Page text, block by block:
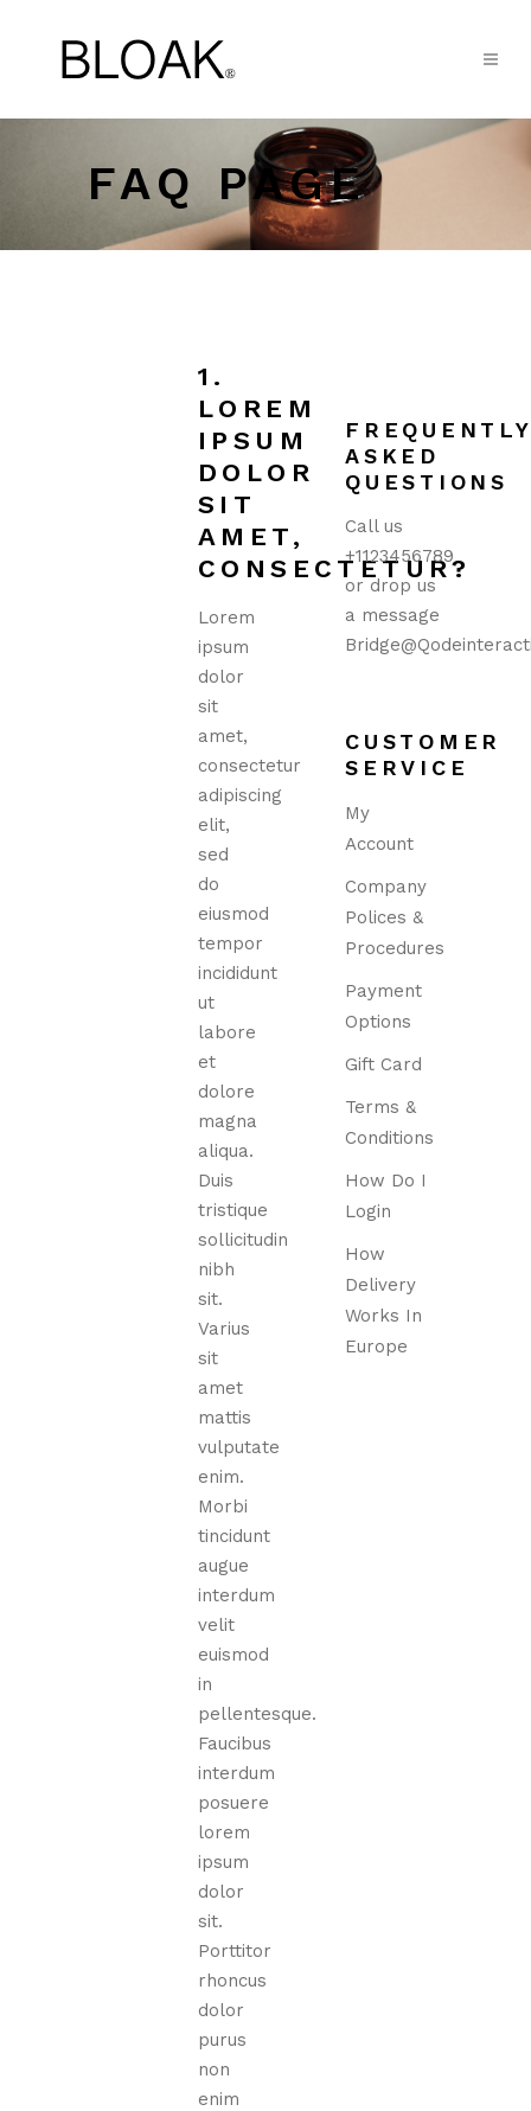
FAQ PAGE
1.
LOREM
IPSUM
DOLOR
SIT
AMET,
CONSECTETUR?
Lorem
ipsum
dolor
sit
amet,
consectetur
adipiscing
elit,
sed
do
eiusmod
tempor
incididunt
ut
labore
et
dolore
magna
aliqua.
Duis
tristique
sollicitudin
nibh
sit.
Varius
sit
amet
mattis
vulputate
enim.
Morbi
tincidunt
augue
interdum
velit
euismod
in
pellentesque.
Faucibus
interdum
posuere
lorem
ipsum
dolor
sit.
Porttitor
rhoncus
dolor
purus
non
enim
FREQUENTLY
ASKED
QUESTIONS
Call us
+1123456789
or drop us
a message
CUSTOMER
SERVICE
My
Account
Company
Polices &
Procedures
Payment
Options
Gift Card
Terms &
Conditions
How Do I
Login
How
Delivery
Works In
Europe